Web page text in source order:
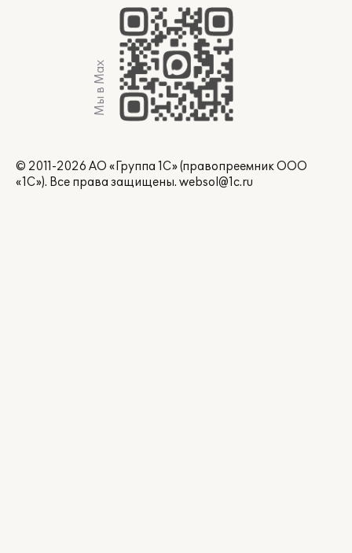
Мы в Max
© 2011-2026 АО «Группа 1С» (правопреемник ООО
«1С»). Все права защищены. websol@1c.ru